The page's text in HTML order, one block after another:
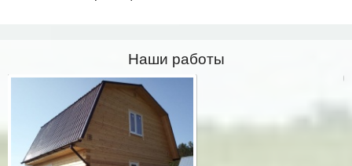
Наши работы